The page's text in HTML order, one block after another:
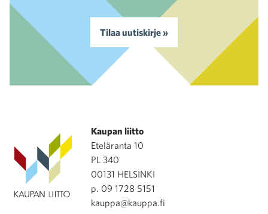
Tilaa uutiskirje »
Kaupan liitto
Eteläranta 10
PL 340
00131 HELSINKI
p. 09 1728 5151
kauppa@kauppa.fi